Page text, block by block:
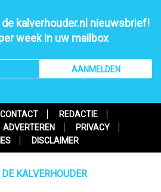
de kalverhouder.nl nieuwsbrief!
week in uw mailbox
AANMELDEN
CONTACT
REDACTIE
ADVERTEREN
PRIVACY
DISCLAIMER
KALVERHOUDER